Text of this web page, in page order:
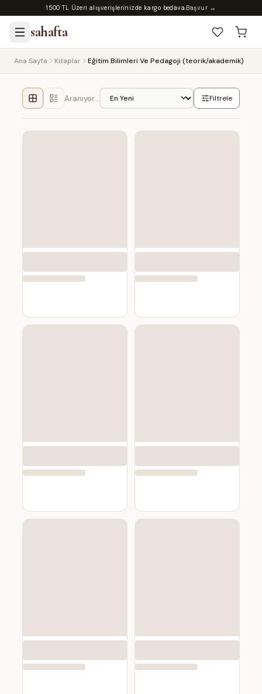
1500 TL Üzeri alışverişlerinizde kargo bedava.Başvur →
sahafta
Ana Sayfa Kitaplar Eğitim Bilimleri Ve Pedagoji (teorik/akademik)
Aranıyor… Filtrele